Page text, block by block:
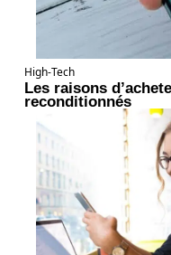
High-Tech
Les raisons
reconditionnés